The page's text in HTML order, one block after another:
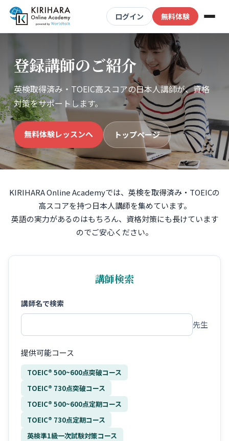
ログイン 無料体験
登録講師のご紹介
英検取得済み・TOEIC高スコアの日本人講師が、資格
対策をサポートします。
無料体験レッスンへ トップページ
KIRIHARA Online Academyでは、英検を取得済み・TOEICの
高スコアを持つ日本人講師を集めています。
英語の実力があるのはもちろん、資格対策にも長けています
のでご安心ください。
講師検索
講師名で検索
先生
提供可能コース
TOEIC® 500~600点突破コース
TOEIC® 730点突破コース
TOEIC® 500~600点定期コース
TOEIC® 730点定期コース
英検準1級一次試験対策コース